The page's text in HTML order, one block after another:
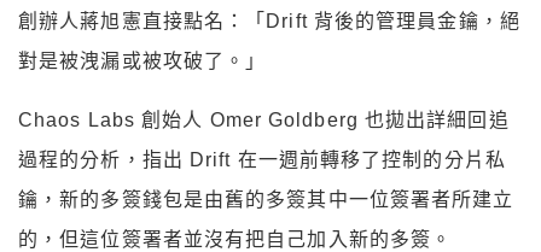
創辦人蔣旭憲直接點名：「Drift 背後的管理員金鑰，絕
對是被洩漏或被攻破了。」
Chaos Labs 創始人 Omer Goldberg 也拋出詳細回追
過程的分析，指出 Drift 在一週前轉移了控制的分片私
鑰，新的多簽錢包是由舊的多簽其中一位簽署者所建立
的，但這位簽署者並沒有把自己加入新的多簽。